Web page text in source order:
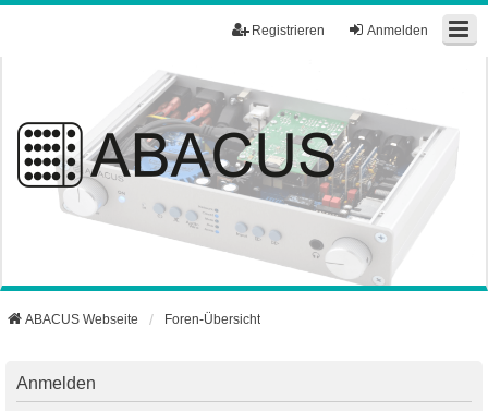
Anmelden
Registrieren
ABACUS Webseite Foren-Übersicht
Anmelden